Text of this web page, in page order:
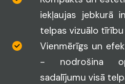
iekļaujas jebkurā
telpas vizuālo
Vienmērīgs un
- nodrošina
sadalījumu visā